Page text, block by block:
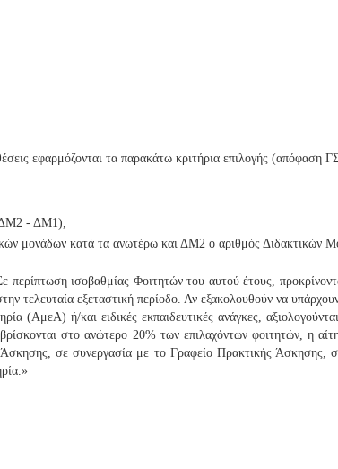
εφαρμόζονται τα παρακάτω κριτήρια επιλογής (απόφαση
(ΔΜ2 - ΔΜ1),
μονάδων κατά τα ανωτέρω και ΔΜ2 ο αριθμός Διδακτικών
περίπτωση ισοβαθμίας Φοιτητών του αυτού έτους,
τελευταία εξεταστική περίοδο. Αν εξακολουθούν να
(ΑμεΑ) ή/και ειδικές εκπαιδευτικές ανάγκες,
στο ανώτερο 20% των επιλαχόντων φοιτητών, η
σε συνεργασία με το Γραφείο Πρακτικής Άσκησης,